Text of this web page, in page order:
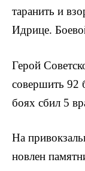
таранить и
Идрице.
Герой
со­вершить 92
боях сбил 5
На
новлен